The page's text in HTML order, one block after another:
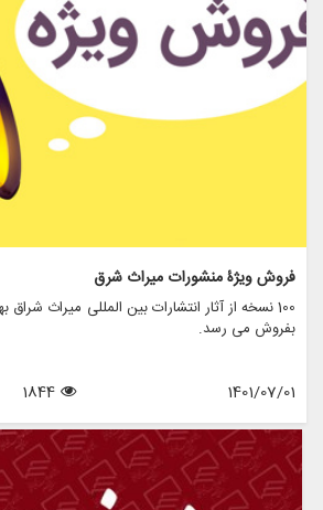
فروش ویژۀ منشورات میراث شرق
بفروش می رسد.
1401/07/01
1844